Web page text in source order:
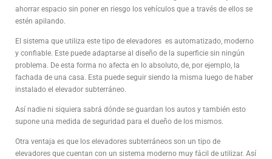
ahorrar espacio sin poner en riesgo los vehículos que a través de ellos se
estén apilando.
El sistema que utiliza este tipo de elevadores es automatizado, moderno
y confiable. Este puede adaptarse al diseño de la superficie sin ningún
problema. De esta forma no afecta en lo absoluto, de, por ejemplo, la
fachada de una casa. Esta puede seguir siendo la misma luego de haber
instalado el elevador subterráneo.
Así nadie ni siquiera sabrá dónde se guardan los autos y también esto
supone una medida de seguridad para el dueño de los mismos.
Otra ventaja es que los elevadores subterráneos son un tipo de
elevadores que cuentan con un sistema moderno muy fácil de utilizar. Así